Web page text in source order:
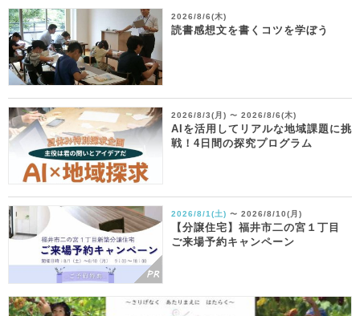
2026/8/6(木)
読書感想文を書くコツを学ぼう
2026/8/3(月) 〜 2026/8/6(木)
AIを活用してリアルな地域課題に挑
戦！4日間の探究プログラム
2026/8/1(土) 〜 2026/8/10(月)
【分譲住宅】福井市二の宮１丁目
ご来場予約キャンペーン